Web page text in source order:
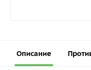
Описание